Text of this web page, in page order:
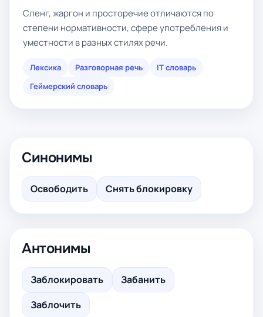
Сленг, жаргон и просторечие отличаются по
степени нормативности, сфере употребления и
уместности в разных стилях речи.
Лексика Разговорная речь
IT словарь
Геймерский словарь
Синонимы
Освободить Снять блокировку
Антонимы
Заблокировать
Забанить
Заблочить